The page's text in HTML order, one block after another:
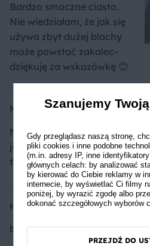
Bardzo smaczne ciasto.
Nie wiedziałam, że jak się
używa zbyt dużej blachy
może powstać zakalec-
dziękuję za wskazówkę 😊
Marcin
Najprostszy przepis
jakiego używałem. To jest
to.!!!!
HomemadeChef
bardzo smaczne, polecam
Szanujemy
Gdy przeglądasz naszą stronę,
pliki cookies i inne podobne
(m.in. adresy IP, inne
głównych celach: by analizować
by kierować do Ciebie reklamy w
internecie, by wyświetlać Ci filmy
poniżej, by wyrazić zgodę albo
dokonać szczegółowych wyborów
PRZEJDŹ DO